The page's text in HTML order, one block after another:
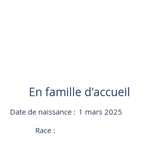
En famille d'accueil
Date de naissance :1 mars 2025
Race :